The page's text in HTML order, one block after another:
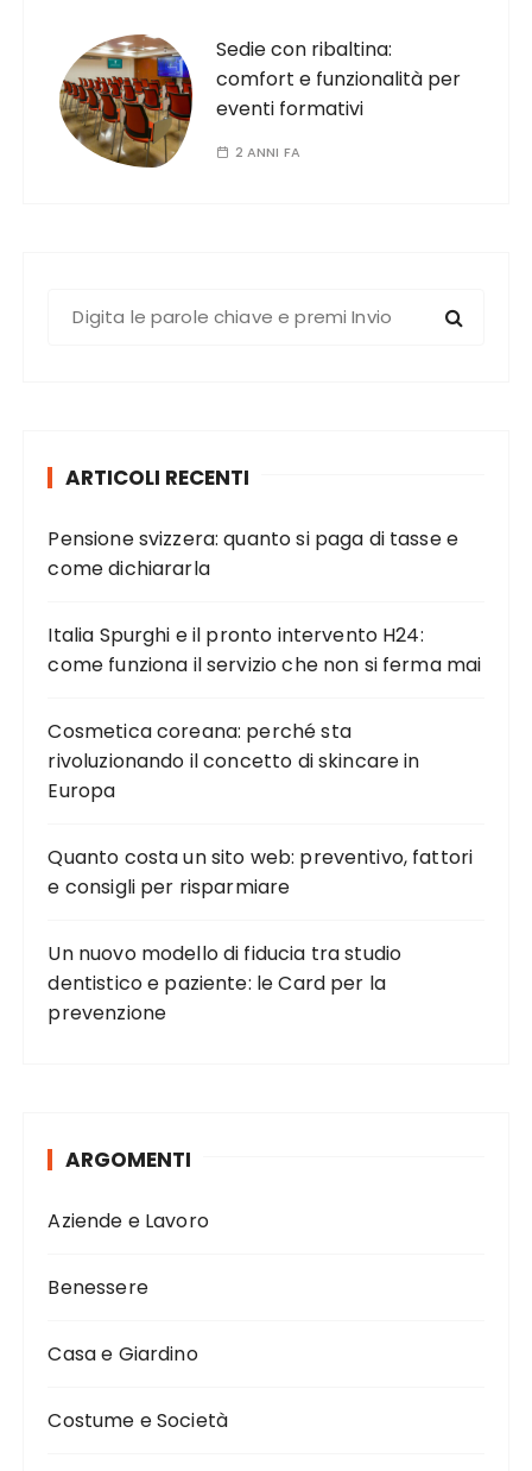
Sedie con ribaltina:
comfort e funzionalità per
eventi formativi
2 ANNI FA
ARTICOLI RECENTI
Pensione svizzera: quanto si paga di tasse e
come dichiararla
Italia Spurghi e il pronto intervento H24:
come funziona il servizio che non si ferma mai
Cosmetica coreana: perché sta
rivoluzionando il concetto di skincare in
Europa
Quanto costa un sito web: preventivo, fattori
e consigli per risparmiare
Un nuovo modello di fiducia tra studio
dentistico e paziente: le Card per la
prevenzione
ARGOMENTI
Aziende e Lavoro
Benessere
Casa e Giardino
Costume e Società